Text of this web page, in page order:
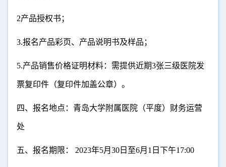
2产品授权书；
3.报名产品彩页、产品说明书及样品；
5.产品销售价格证明材料：需提供近期3张三级医院发
票复印件（复印件加盖公章）。
四、报名地点：青岛大学附属医院（平度）财务运营
处
五、报名期限： 2023年5月 30日至6月 1 日下午17:00